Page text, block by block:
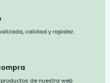
calidad y rapidez.
de nuestra web